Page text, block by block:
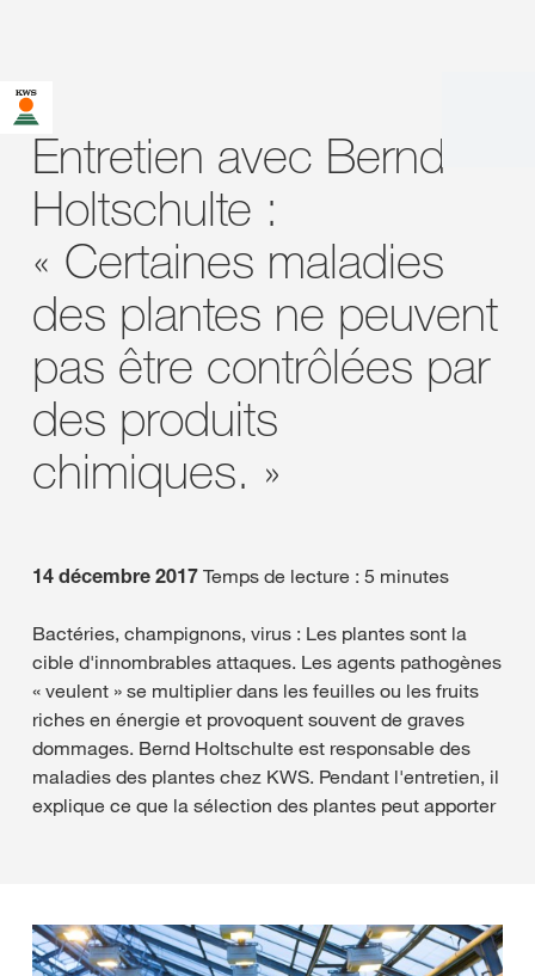
Entretien avec Bernd
Holtschulte :
« Certaines maladies
des plantes ne peuvent
pas être contrôlées par
des produits
chimiques. »
14 décembre 2017 Temps de lecture : 5 minutes
Bactéries, champignons, virus : Les plantes sont la
cible d'innombrables attaques. Les agents pathogènes
« veulent » se multiplier dans les feuilles ou les fruits
riches en énergie et provoquent souvent de graves
dommages. Bernd Holtschulte est responsable des
maladies des plantes chez KWS. Pendant l'entretien, il
explique ce que la sélection des plantes peut apporter